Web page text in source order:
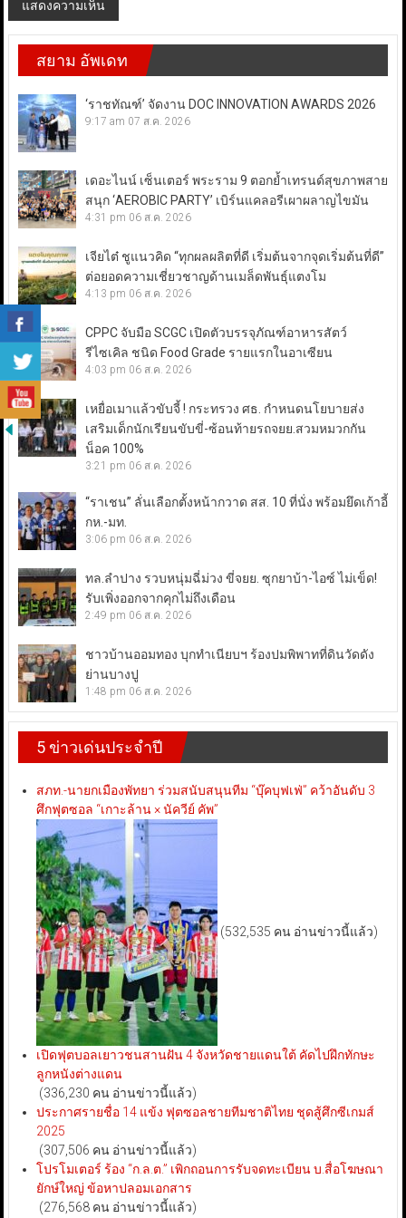
สยาม อัพเดท
‘ราชทัณฑ์’ จัดงาน DOC INNOVATION AWARDS 2026
9:17 am 07 ส.ค. 2026
เดอะไนน์ เซ็นเตอร์ พระราม 9 ตอกย้ำเทรนด์สุขภาพสาย
สนุก ‘AEROBIC PARTY’ เบิร์นแคลอรีเผาผลาญไขมัน
4:31 pm 06 ส.ค. 2026
เจียไต๋ ชูแนวคิด “ทุกผลผลิตที่ดี เริ่มต้นจากจุดเริ่มต้นที่ดี”
ต่อยอดความเชี่ยวชาญด้านเมล็ดพันธุ์แตงโม
4:13 pm 06 ส.ค. 2026
CPPC จับมือ SCGC เปิดตัวบรรจุภัณฑ์อาหารสัตว์
รีไซเคิล ชนิด Food Grade รายแรกในอาเซียน
4:03 pm 06 ส.ค. 2026
เหยื่อเมาแล้วขับจี้ ! กระทรวง ศธ. กำหนดนโยบายส่ง
เสริมเด็กนักเรียนขับขี่-ซ้อนท้ายรถจยย.สวมหมวกกัน
น็อค 100%
3:21 pm 06 ส.ค. 2026
“ราเชน” ลั่นเลือกตั้งหน้ากวาด สส. 10 ที่นั่ง พร้อมยึดเก้าอี้
กห.-มท.
3:06 pm 06 ส.ค. 2026
ทล.ลำปาง รวบหนุ่มฉี่ม่วง ขี่จยย. ซุกยาบ้า-ไอซ์ ไม่เข็ด!
รับเพิ่งออกจากคุกไม่ถึงเดือน
2:49 pm 06 ส.ค. 2026
ชาวบ้านออมทอง บุกทำเนียบฯ ร้องปมพิพาทที่ดินวัดดัง
ย่านบางปู
1:48 pm 06 ส.ค. 2026
5 ข่าวเด่นประจำปี
สภท.-นายกเมืองพัทยา ร่วมสนับสนุนทีม “บุ๊คบุฟเฟ่” คว้าอันดับ 3
ศึกฟุตซอล “เกาะล้าน × นัควีย์ คัพ”
(532,535 คน อ่านข่าวนี้แล้ว)
เปิดฟุตบอลเยาวชนสานฝัน 4 จังหวัดชายแดนใต้ คัดไปฝึกทักษะ
ลูกหนังต่างแดน
(336,230 คน อ่านข่าวนี้แล้ว)
ประกาศรายชื่อ 14 แข้ง ฟุตซอลชายทีมชาติไทย ชุดสู้ศึกซีเกมส์
2025
(307,506 คน อ่านข่าวนี้แล้ว)
โปรโมเตอร์ ร้อง “ก.ล.ต.” เพิกถอนการรับจดทะเบียน บ.สื่อโฆษณา
ยักษ์ใหญ่ ข้อหาปลอมเอกสาร
(276,568 คน อ่านข่าวนี้แล้ว)